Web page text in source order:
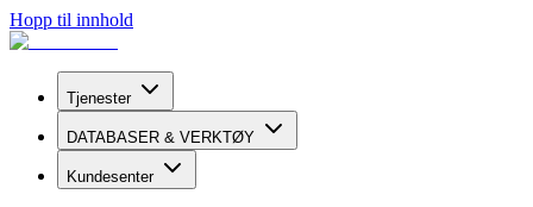
Hopp til innhold
Tjenester
DATABASER & VERKTØY
Kundesenter